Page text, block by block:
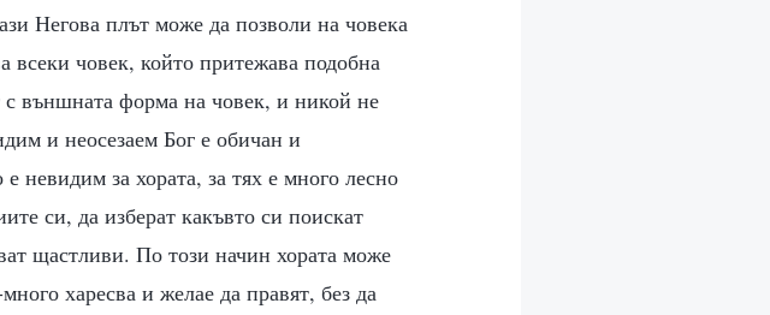
Негова плът може да позволи на човека
човек, който притежава подобна
външната форма на човек, и никой не
и неосезаем Бог е обичан и
невидим за хората, за тях е много лесно
си, да изберат какъвто си поискат
щастливи. По този начин хората може
харесва и желае да правят, без да